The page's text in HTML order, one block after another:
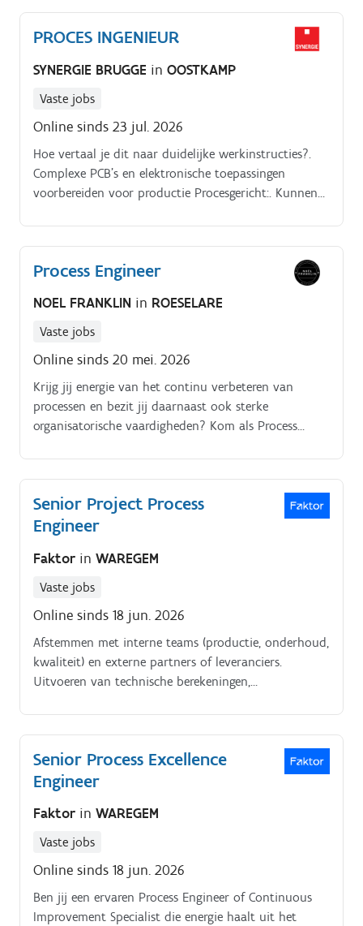
PROCES INGENIEUR
SYNERGIE BRUGGE in OOSTKAMP
Vaste jobs
Online sinds 23 jul. 2026
Hoe vertaal je dit naar duidelijke werkinstructies?.
Complexe PCB’s en elektronische toepassingen
voorbereiden voor productie Procesgericht:. Kunnen
processen optimaliseer je voor maximale efficiëntie?.
Process Engineer
NOEL FRANKLIN in ROESELARE
Vaste jobs
Online sinds 20 mei. 2026
Krijg jij energie van het continu verbeteren van
processen en bezit jij daarnaast ook sterke
organisatorische vaardigheden? Kom als Process
Senior Project Process
Engineer
Faktor in WAREGEM
Vaste jobs
Online sinds 18 jun. 2026
Afstemmen met interne teams (productie, onderhoud,
kwaliteit) en externe partners of leveranciers.
Uitvoeren van technische berekeningen,
Senior Process Excellence
Engineer
Faktor in WAREGEM
Vaste jobs
Online sinds 18 jun. 2026
Ben jij een ervaren Process Engineer of Continuous
Improvement Specialist die energie haalt uit het